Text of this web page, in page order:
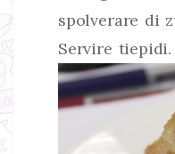
spolverare di
Servire tiepidi.